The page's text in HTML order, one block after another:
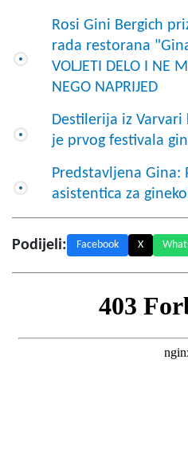
Rosi Gini Bergich
rada restorana
VOLJETI DELO I NE
NEGO NAPRIJED
Destilerija iz
je prvog festivala
Predstavljena Gina:
asistentica za
Podijeli: Facebook X